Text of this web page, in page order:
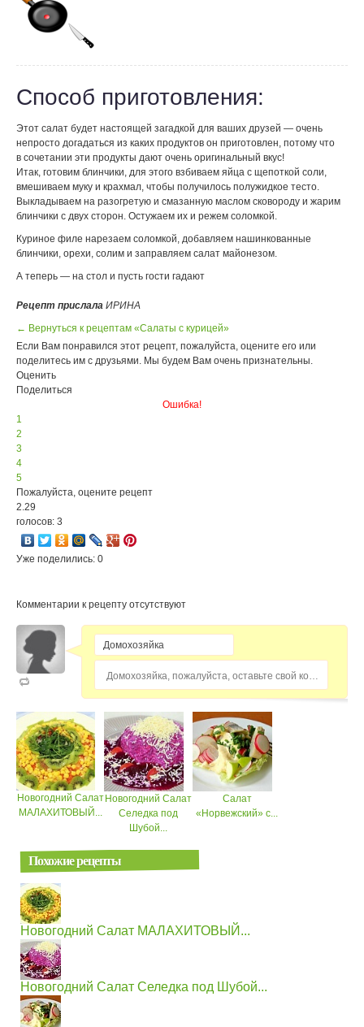
Способ приготовления:
Этот салат будет настоящей загадкой для ваших друзей — очень
непросто догадаться из каких продуктов он приготовлен, потому что
в сочетании эти продукты дают очень оригинальный вкус!
Итак, готовим блинчики, для этого взбиваем яйца с щепоткой соли,
вмешиваем муку и крахмал, чтобы получилось полужидкое тесто.
Выкладываем на разогретую и смазанную маслом сковороду и жарим
блинчики с двух сторон. Остужаем их и режем соломкой.
Куриное филе нарезаем соломкой, добавляем нашинкованные
блинчики, орехи, солим и заправляем салат майонезом.
А теперь — на стол и пусть гости гадают
Рецепт прислала ИРИНА
← Вернуться к рецептам «Салаты с курицей»
Если Вам понравился этот рецепт, пожалуйста, оцените его или
поделитесь им с друзьями. Мы будем Вам очень признательны.
Оценить
Поделиться
Ошибка!
1
2
3
4
5
Пожалуйста, оцените рецепт
2.29
голосов: 3
Уже поделились: 0
Комментарии к рецепту отсутствуют
Домохозяйка, пожалуйста, оставьте свой комментарий...
Новогодний Салат
МАЛАХИТОВЫЙ...
Новогодний Салат
Селедка под
Шубой...
Салат
«Норвежский» с...
Похожие рецепты
Новогодний Салат МАЛАХИТОВЫЙ...
Новогодний Салат Селедка под Шубой...